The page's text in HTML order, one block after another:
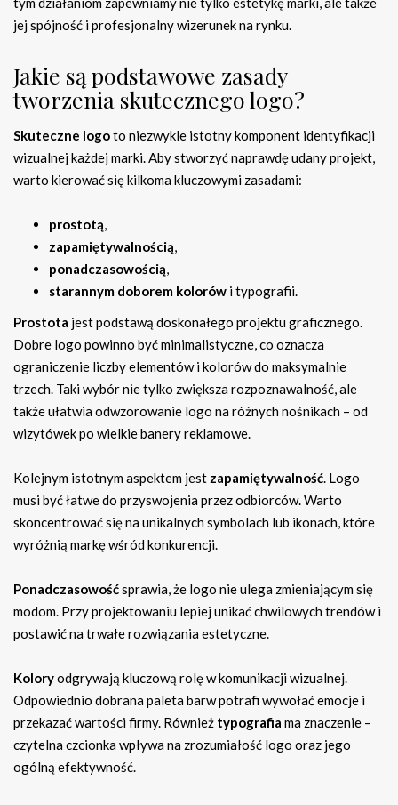
jej spójność i profesjonalny wizerunek na rynku.
Jakie są podstawowe zasady
tworzenia skutecznego logo?
Skuteczne logoto niezwykle istotny komponent identyfikacji
wizualnej każdej marki. Aby stworzyć naprawdę udany projekt,
warto kierować się kilkoma kluczowymi zasadami:
prostotą,
zapamiętywalnością,
ponadczasowością,
starannym doborem kolorów i typografii.
Prostota jest podstawą doskonałego projektu graficznego.
Dobre logo powinno być minimalistyczne, co oznacza
ograniczenie liczby elementów i kolorów do maksymalnie
trzech. Taki wybór nie tylko zwiększa rozpoznawalność, ale
także ułatwia odwzorowanie logo na różnych nośnikach – od
wizytówek po wielkie banery reklamowe.
Kolejnym istotnym aspektem jest zapamiętywalność. Logo
musi być łatwe do przyswojenia przez odbiorców. Warto
skoncentrować się na unikalnych symbolach lub ikonach, które
wyróżnią markę wśród konkurencji.
Ponadczasowośćsprawia, że logo nie ulega zmieniającym się
modom. Przy projektowaniu lepiej unikać chwilowych trendów i
postawić na trwałe rozwiązania estetyczne.
Koloryodgrywają kluczową rolę w komunikacji wizualnej.
Odpowiednio dobrana paleta barw potrafi wywołać emocje i
przekazać wartości firmy. Również typografia ma znaczenie –
czytelna czcionka wpływa na zrozumiałość logo oraz jego
ogólną efektywność.